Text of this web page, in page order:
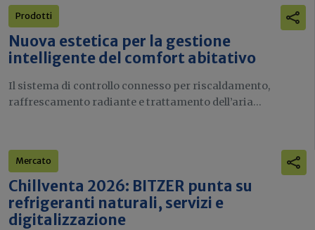
Prodotti
Nuova estetica per la gestione
intelligente del comfort abitativo
Il sistema di controllo connesso per riscaldamento,
raffrescamento radiante e trattamento dell’aria...
Mercato
Chillventa 2026: BITZER punta su
refrigeranti naturali, servizi e
digitalizzazione